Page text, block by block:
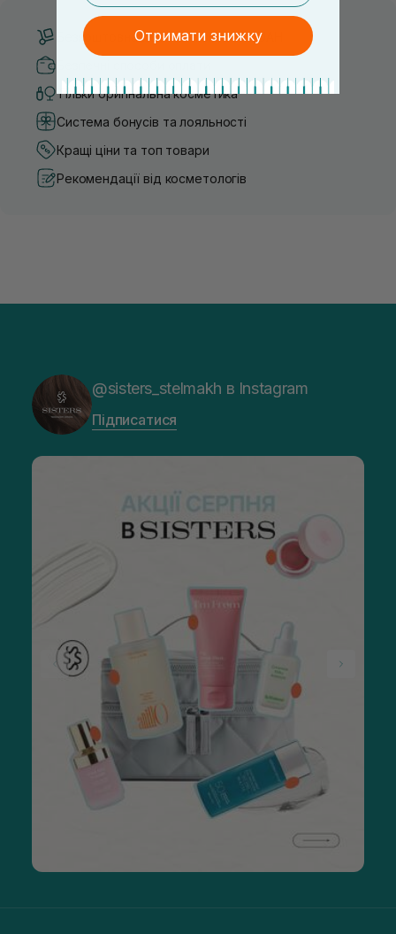
Безкоштовна доставка від 3000 UAH
Тільки оригінальна косметика
Система бонусів та лояльності
Кращі ціни та топ товари
Рекомендації від косметологів
@sisters_stelmakh в Instagram
Підписатися
Отримати знижку